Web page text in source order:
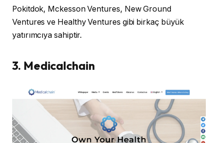
Pokitdok, Mckesson Ventures, New Ground
Ventures ve Healthy Ventures gibi birkaç büyük
yatırımcıya sahiptir.
3. Medicalchain